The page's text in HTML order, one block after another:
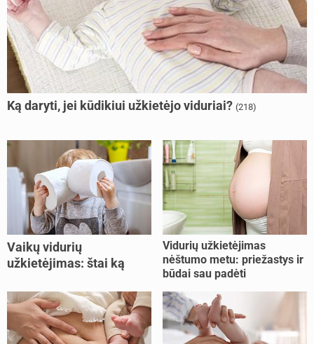
Ką daryti, jei kūdikiui užkietėjo viduriai? (218)
Vaikų vidurių
užkietėjimas: štai ką
Vidurių užkietėjimas
nėštumo metu: priežastys ir
būdai sau padėti